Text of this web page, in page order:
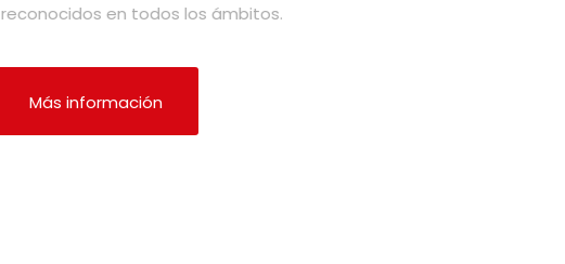
reconocidos en todos los ámbitos.
Más información